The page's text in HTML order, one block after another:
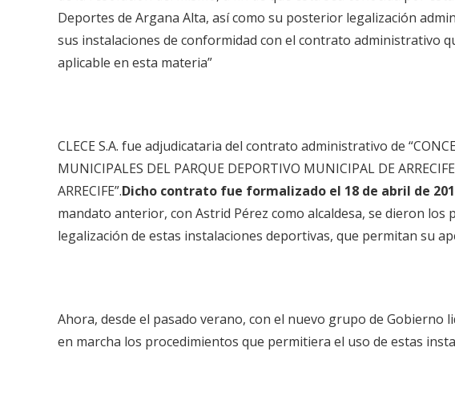
Deportes de Argana Alta, así como su posterior legalización
sus instalaciones de conformidad con el contrato administrativo
aplicable en esta materia”
CLECE S.A. fue adjudicataria del contrato administrativo de
MUNICIPALES DEL PARQUE DEPORTIVO MUNICIPAL DE
ARRECIFE”.Dicho contrato fue formalizado el 18 de abril de
mandato anterior, con Astrid Pérez como alcaldesa, se dieron
legalización de estas instalaciones deportivas, que permitan su
Ahora, desde el pasado verano, con el nuevo grupo de Gobierno
en marcha los procedimientos que permitiera el uso de estas